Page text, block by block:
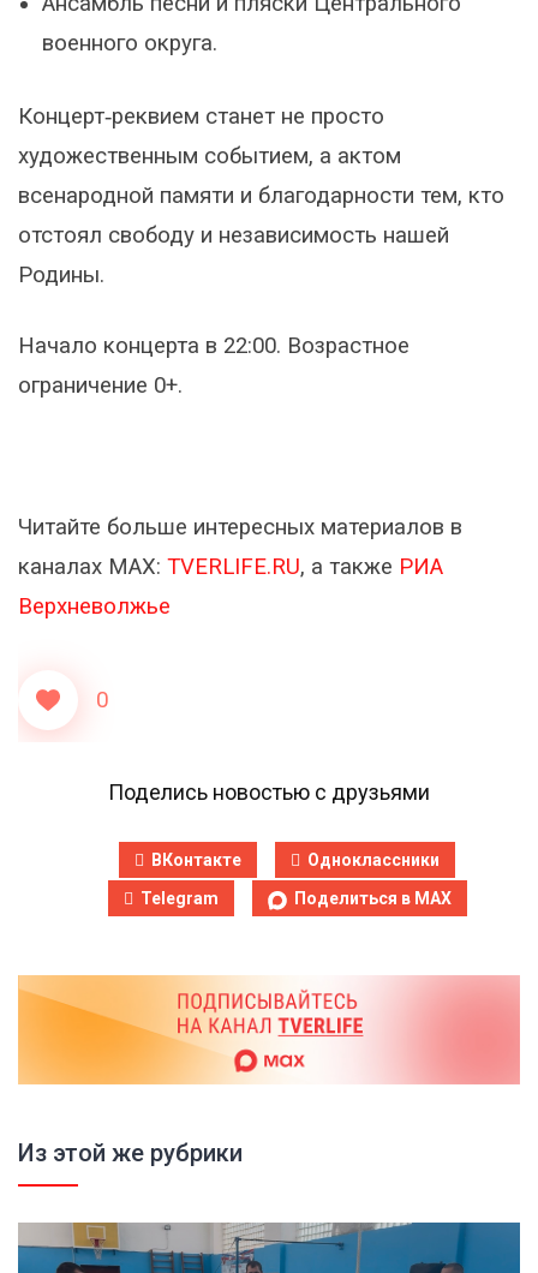
военного округа.
Концерт‑реквием станет не просто
художественным событием, а актом
всенародной памяти и благодарности тем, кто
отстоял свободу и независимость нашей
Родины.
Начало концерта в 22:00. Возрастное
ограничение 0+.
Читайте больше интересных материалов в
каналах МАХ: TVERLIFE.RU, а также РИА
Верхневолжье
0
Поделись новостью с друзьями
ВКонтакте
Одноклассники
Telegram
Поделиться в MAX
Из этой же рубрики